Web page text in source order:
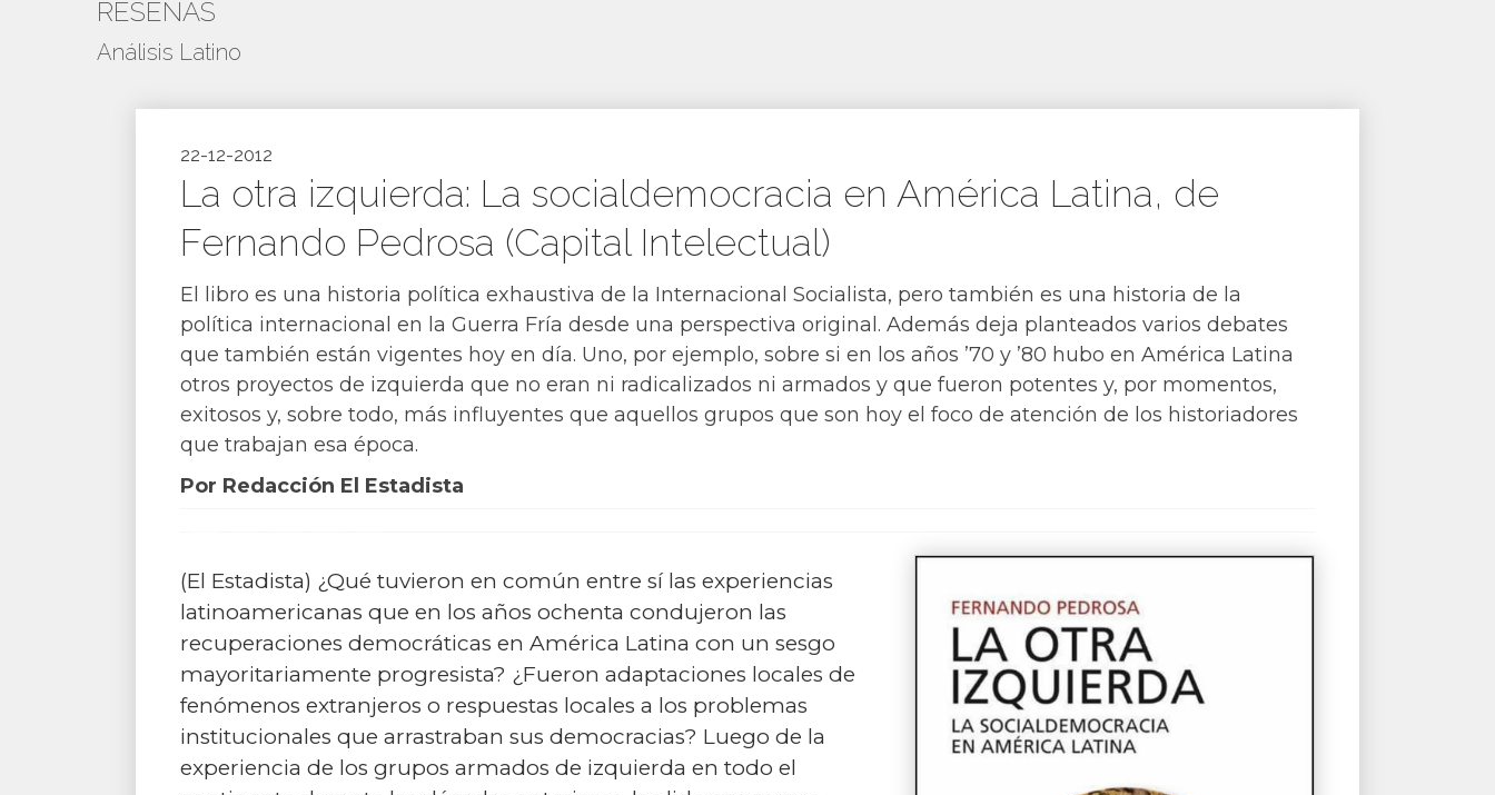
RESEÑAS
Análisis Latino
22-12-2012
La otra izquierda: La socialdemocracia en América Latina, de
Fernando Pedrosa (Capital Intelectual)
El libro es una historia política exhaustiva de la Internacional Socialista, pero también es una historia de la
política internacional en la Guerra Fría desde una perspectiva original. Además deja planteados varios debates
que también están vigentes hoy en día. Uno, por ejemplo, sobre si en los años ’70 y ’80 hubo en América Latina
otros proyectos de izquierda que no eran ni radicalizados ni armados y que fueron potentes y, por momentos,
exitosos y, sobre todo, más influyentes que aquellos grupos que son hoy el foco de atención de los historiadores
que trabajan esa época.
Por Redacción El Estadista
(El Estadista) ¿Qué tuvieron en común entre sí las experiencias
latinoamericanas que en los años ochenta condujeron las
recuperaciones democráticas en América Latina con un sesgo
mayoritariamente progresista? ¿Fueron adaptaciones locales de
fenómenos extranjeros o respuestas locales a los problemas
institucionales que arrastraban sus democracias? Luego de la
experiencia de los grupos armados de izquierda en todo el